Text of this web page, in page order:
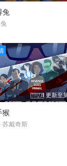
奇斯 艾伦·图代克
兔
坦 詹妮娜·加万卡
更新至
猴
苏戴奇斯